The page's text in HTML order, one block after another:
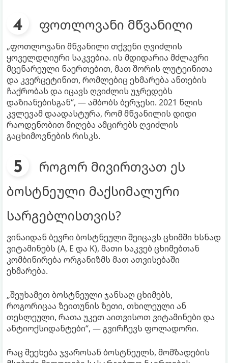
ფოთლოვანი მწვანილი
„ფოთლოვანი მწვანილი თქვენი ღვიძლის
ყოველდღიური საკვებია. ის მდიდარია მძლავრი
მცენარეული ნაერთებით, მათ შორის ლუტეინითა
და კვერცეტინით, რომლებიც ეხმარება ანთების
ჩაქრობას და იცავს ღვიძლის უჯრედებს
დაზიანებისგან“, — ამბობს ბერჯესი. 2021 წლის
კვლევამ დაადასტურა, რომ მწვანილის დიდი
რაოდენობით მიღება ამცირებს ღვიძლის
გაცხიმოვნების რისკს.
როგორ მივირთვათ ეს
ბოსტნეული მაქსიმალური
სარგებლისთვის?
ვინაიდან ბევრი ბოსტნეული შეიცავს ცხიმში ხსნად
ვიტამინებს (A, E და K), მათი საკვებ ცხიმებთან
კომბინირება ორგანიზმს მათ ათვისებაში
ეხმარება.
„შეუხამეთ ბოსტნეული ჯანსაღ ცხიმებს,
როგორიცაა ზეითუნის ზეთი, თხილეული ან
თესლეული, რათა უკეთ აითვისოთ ვიტამინები და
ანტიოქსიდანტები“, — გვირჩევს ფოლადორი.
რაც შეეხება ჯვაროსან ბოსტნეულს, მომზადების